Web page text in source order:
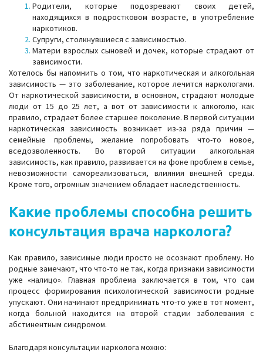
Родители, которые подозревают своих детей,
находящихся в подростковом возрасте, в употребление
наркотиков.
Супруги, столкнувшиеся с зависимостью.
Матери взрослых сыновей и дочек, которые страдают от
зависимости.
Хотелось бы напомнить о том, что наркотическая и алкогольная
зависимость — это заболевание, которое лечится наркологами.
От наркотической зависимости, в основном, страдают молодые
люди от 15 до 25 лет, а вот от зависимости к алкоголю, как
правило, страдает более старшее поколение. В первой ситуации
наркотическая зависимость возникает из-за ряда причин —
семейные проблемы, желание попробовать что-то новое,
вседозволенность. Во второй ситуации алкогольная
зависимость, как правило, развивается на фоне проблем в семье,
невозможности самореализоваться, влияния внешней среды.
Кроме того, огромным значением обладает наследственность.
Какие проблемы способна решить
консультация врача нарколога?
Как правило, зависимые люди просто не осознают проблему. Но
родные замечают, что что-то не так, когда признаки зависимости
уже «налицо». Главная проблема заключается в том, что сам
процесс формирования психологической зависимости родные
упускают. Они начинают предпринимать что-то уже в тот момент,
когда больной находится на второй стадии заболевания с
абстинентным синдромом.
Благодаря консультации нарколога можно: